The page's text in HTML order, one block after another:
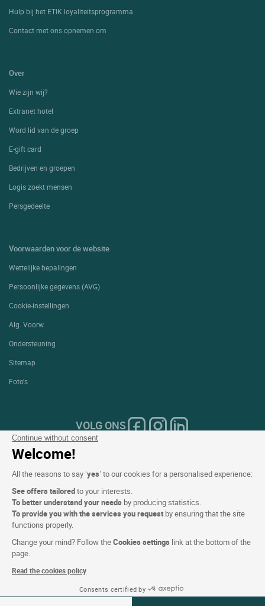
Continue without consent
Welcome!
All the reasons to say ‘yes’ to our cookies for a personalised experience:
See offers tailoredto your interests.
To better understand your needs by producing statistics.
To provide you with the services you request by ensuring that the site
functions properly.
Change your mind? Follow theCookies settings link at the bottom of the
page.
Read the cookies policy
Consents certified by
Zie beschikbaarheid
Hulp bij het ETIK loyaliteitsprogramma
Contact met ons opnemen om
Over
Wie zijn wij?
Extranet hotel
Word lid van de groep
E-gift card
Bedrijven en groepen
Logis zoekt mensen
Persgedeelte
Voorwaarden voor de website
Wettelijke bepalingen
Persoonlijke gegevens (AVG)
Cookie-instellingen
Alg. Voorw.
Ondersteuning
Sitemap
Foto's
VOLG ONS
Onze selectie van hotels in
Frankrijk en Europa
Top Landen
Topregio's
Top Steden